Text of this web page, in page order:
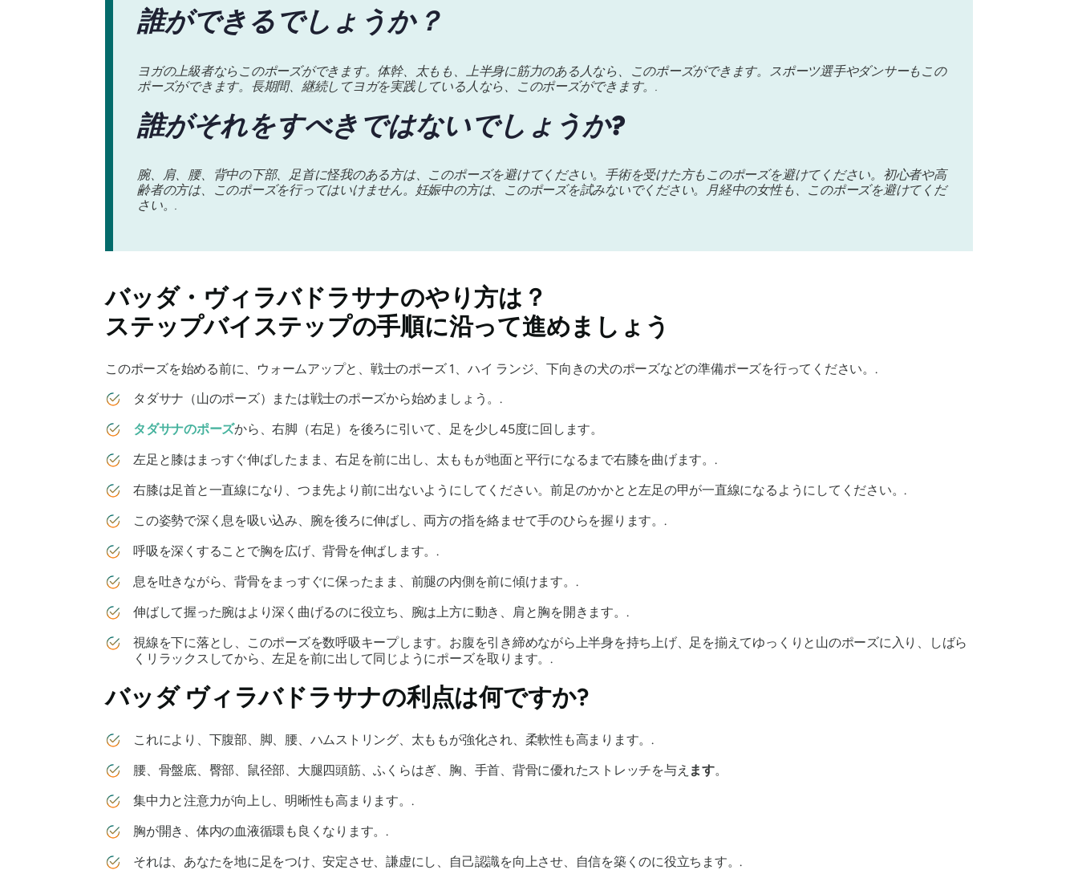
誰ができるでしょうか？
ヨガの上級者ならこのポーズができます。体幹、太もも、上半身に筋力のある人なら、このポーズができます。スポーツ選手やダンサーもこの
ポーズができます。長期間、継続してヨガを実践している人なら、このポーズができます。.
誰がそれをすべきではないでしょうか?
腕、肩、腰、背中の下部、足首に怪我のある方は、このポーズを避けてください。手術を受けた方もこのポーズを避けてください。初心者や高
齢者の方は、このポーズを行ってはいけません。妊娠中の方は、このポーズを試みないでください。月経中の女性も、このポーズを避けてくだ
さい。.
バッダ・ヴィラバドラサナのやり方は？
ステップバイステップの手順に沿って進めましょう
このポーズを始める前に、ウォームアップと、戦士のポーズ 1、ハイ ランジ、下向きの犬のポーズなどの準備ポーズを行ってください。.
タダサナ（山のポーズ）または戦士のポーズから始めましょう。.
タダサナのポーズから、右脚（右足）を後ろに引いて、足を少し45度に回します。
左足と膝はまっすぐ伸ばしたまま、右足を前に出し、太ももが地面と平行になるまで右膝を曲げます。.
右膝は足首と一直線になり、つま先より前に出ないようにしてください。前足のかかとと左足の甲が一直線になるようにしてください。.
この姿勢で深く息を吸い込み、腕を後ろに伸ばし、両方の指を絡ませて手のひらを握ります。.
呼吸を深くすることで胸を広げ、背骨を伸ばします。.
息を吐きながら、背骨をまっすぐに保ったまま、前腿の内側を前に傾けます。.
伸ばして握った腕はより深く曲げるのに役立ち、腕は上方に動き、肩と胸を開きます。.
視線を下に落とし、このポーズを数呼吸キープします。お腹を引き締めながら上半身を持ち上げ、足を揃えてゆっくりと山のポーズに入り、しばら
くリラックスしてから、左足を前に出して同じようにポーズを取ります。.
バッダ ヴィラバドラサナの利点は何ですか?
これにより、下腹部、脚、腰、ハムストリング、太ももが強化され、柔軟性も高まります。.
腰、骨盤底、臀部、鼠径部、大腿四頭筋、ふくらはぎ、胸、手首、背骨に優れたストレッチを与え ます。
集中力と注意力が向上し、明晰性も高まります。.
胸が開き、体内の血液循環も良くなります。.
それは、あなたを地に足をつけ、安定させ、謙虚にし、自己認識を向上させ、自信を築くのに役立ちます。.